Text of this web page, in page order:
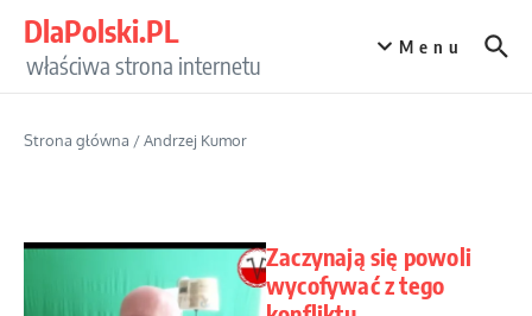
DlaPolski.PL
właściwa strona internetu
Menu
Strona główna /Andrzej Kumor
Zaczynają się powoli
wycofywać z tego